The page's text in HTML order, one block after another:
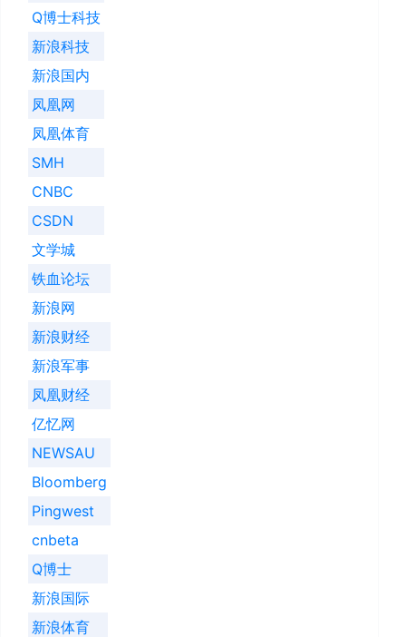
Q博士科技
新浪科技
新浪国内
凤凰网
凤凰体育
SMH
CNBC
CSDN
文学城
铁血论坛
新浪网
新浪财经
新浪军事
凤凰财经
亿忆网
NEWSAU
Bloomberg
Pingwest
cnbeta
Q博士
新浪国际
新浪体育